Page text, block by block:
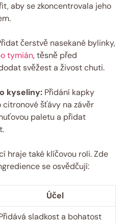
aby se zkoncentrovala jeho
čerstvě nasekané bylinky,
tymián, těsně před
svěžest a živost chuti.
kyseliny: Přidání kapky
šťávy na závěr
paletu a přidat
hraje také klíčovou roli. Zde
se osvědčují:
Účel
sladkost a bohatost